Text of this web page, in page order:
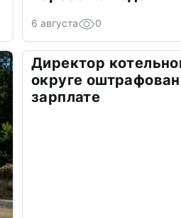
6 августа 0
Директор
округе
зарплате